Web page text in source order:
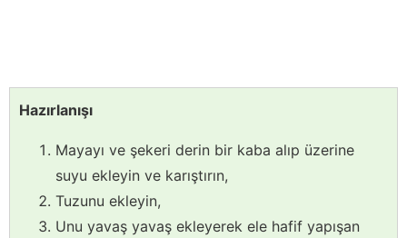
Hazırlanışı
Mayayı ve şekeri derin bir kaba alıp üzerine
suyu ekleyin ve karıştırın,
Tuzunu ekleyin,
Unu yavaş yavaş ekleyerek ele hafif yapışan